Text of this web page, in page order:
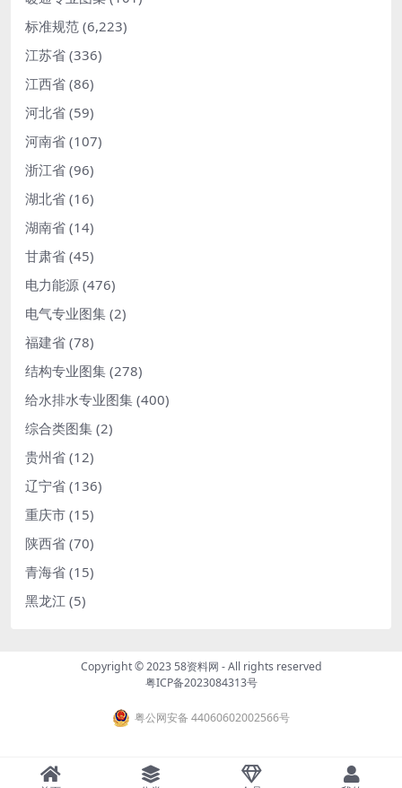
标准规范 (6,223)
江苏省 (336)
江西省 (86)
河北省 (59)
河南省 (107)
浙江省 (96)
湖北省 (16)
湖南省 (14)
甘肃省 (45)
电力能源 (476)
电气专业图集 (2)
福建省 (78)
结构专业图集 (278)
给水排水专业图集 (400)
综合类图集 (2)
贵州省 (12)
辽宁省 (136)
重庆市 (15)
陕西省 (70)
青海省 (15)
黑龙江 (5)
Copyright © 2023 58资料网 - All rights reserved
粤ICP备2023084313号
粤公网安备 44060602002566号